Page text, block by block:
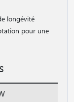
longévité
pour une